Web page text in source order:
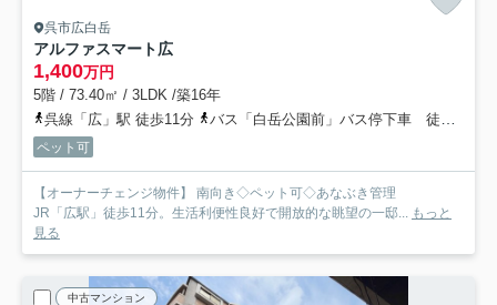
呉市広白岳
アルファスマート広
1,400万円
5階 / 73.40㎡ / 3LDK /築16年
呉線「広」駅 徒歩11分
バス「白岳公園前」バス停下車 徒歩5分
ペット可
【オーナーチェンジ物件】 南向き◇ペット可◇あなぶき管理
JR「広駅」徒歩11分。生活利便性良好で開放的な眺望の一邸... もっと
見る
中古マンション